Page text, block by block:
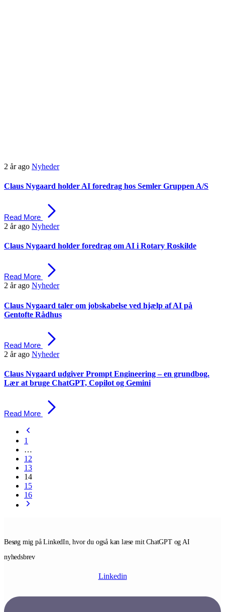
2 år ago Nyheder
Claus Nygaard holder AI foredrag hos Semler Gruppen A/S
Read More
2 år ago Nyheder
Claus Nygaard holder foredrag om AI i Rotary Roskilde
Read More
2 år ago Nyheder
Claus Nygaard taler om jobskabelse ved hjælp af AI på
Gentofte Rådhus
Read More
2 år ago Nyheder
Claus Nygaard udgiver Prompt Engineering – en grundbog.
Lær at bruge ChatGPT, Copilot og Gemini
Read More
1
…
12
13
14
15
16
Besøg mig på LinkedIn, hvor du også kan læse mit ChatGPT og AI
nyhedsbrev
Linkedin